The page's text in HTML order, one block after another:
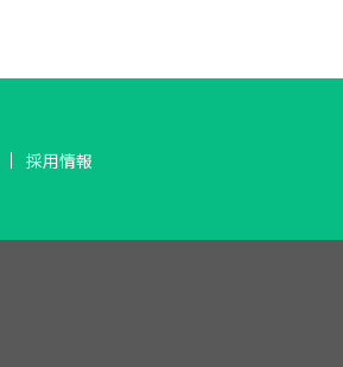
年8月
年7月
採用情報